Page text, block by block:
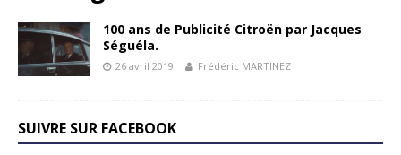
100 ans de Publicité Citroën par Jacques
Séguéla.
26 avril 2019 Frédéric MARTINEZ
SUIVRE SUR FACEBOOK